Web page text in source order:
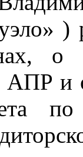
)
о
и
по